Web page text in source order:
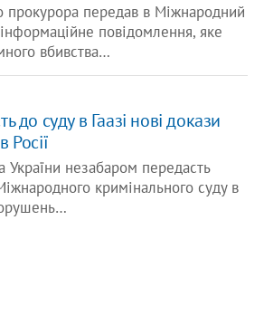
прокурора передав в Міжнародний
повідомлення, яке
вбивства…
до суду в Гаазі нові докази
Росії
України незабаром передасть
кримінального суду в